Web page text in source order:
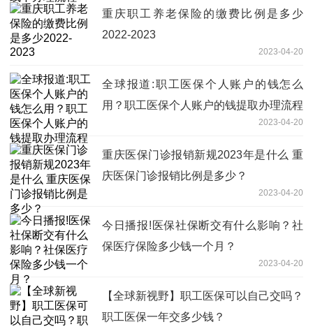
重庆职工养老保险的缴费比例是多少
2022-2023
2023-04-20
全球报道:职工医保个人账户的钱怎么
用？职工医保个人账户的钱提取办理流程
2023-04-20
重庆医保门诊报销新规2023年是什么 重
庆医保门诊报销比例是多少？
2023-04-20
今日播报!医保社保断交有什么影响？社
保医疗保险多少钱一个月？
2023-04-20
【全球新视野】职工医保可以自己交吗？
职工医保一年交多少钱？